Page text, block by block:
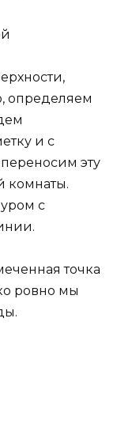
определяем
и с
эту
комнаты.
с
точка
ровно мы